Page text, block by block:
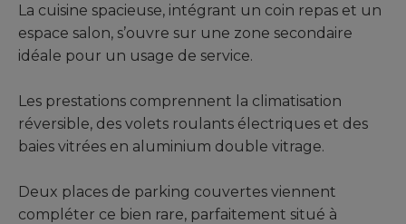
La cuisine spacieuse, intégrant un coin repas et un
espace salon, s’ouvre sur une zone secondaire
idéale pour un usage de service.
Les prestations comprennent la climatisation
réversible, des volets roulants électriques et des
baies vitrées en aluminium double vitrage.
Deux places de parking couvertes viennent
compléter ce bien rare, parfaitement situé à